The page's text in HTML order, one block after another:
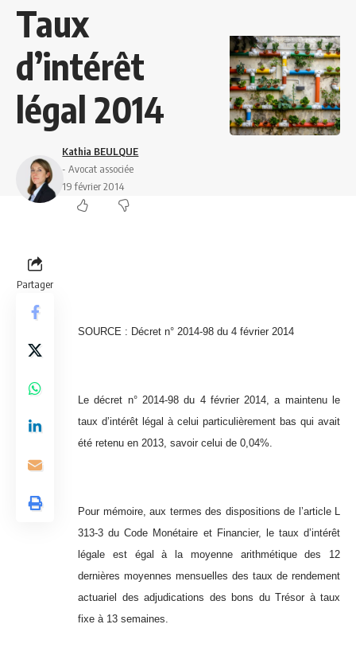
Taux
d’intérêt
légal 2014
Kathia BEULQUE
- Avocat associée
19 février 2014
Partager
SOURCE : Décret n° 2014-98 du 4 février 2014
Le décret n° 2014-98 du 4 février 2014, a maintenu le
taux d’intérêt légal à celui particulièrement bas qui avait
été retenu en 2013, savoir celui de 0,04%.
Pour mémoire, aux termes des dispositions de l’article L
313-3 du Code Monétaire et Financier, le taux d’intérêt
légale est égal à la moyenne arithmétique des 12
dernières moyennes mensuelles des taux de rendement
actuariel des adjudications des bons du Trésor à taux
fixe à 13 semaines.